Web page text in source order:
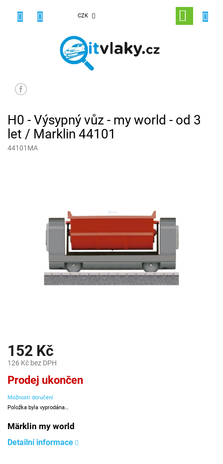
CZK
NÁKUPNÍ
KOŠÍK
H0 - Výsypný vůz - my world - od 3
let / Marklin 44101
44101MA
152 Kč
126 Kč bez DPH
Měrná
cena:
Prodej ukončen
Možnosti doručení
Položka byla vyprodána…
Märklin my world
Detailní informace